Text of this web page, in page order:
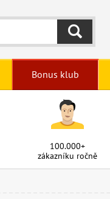
HLEDAT
Bonus klub
100.000+
zákazníku ročně